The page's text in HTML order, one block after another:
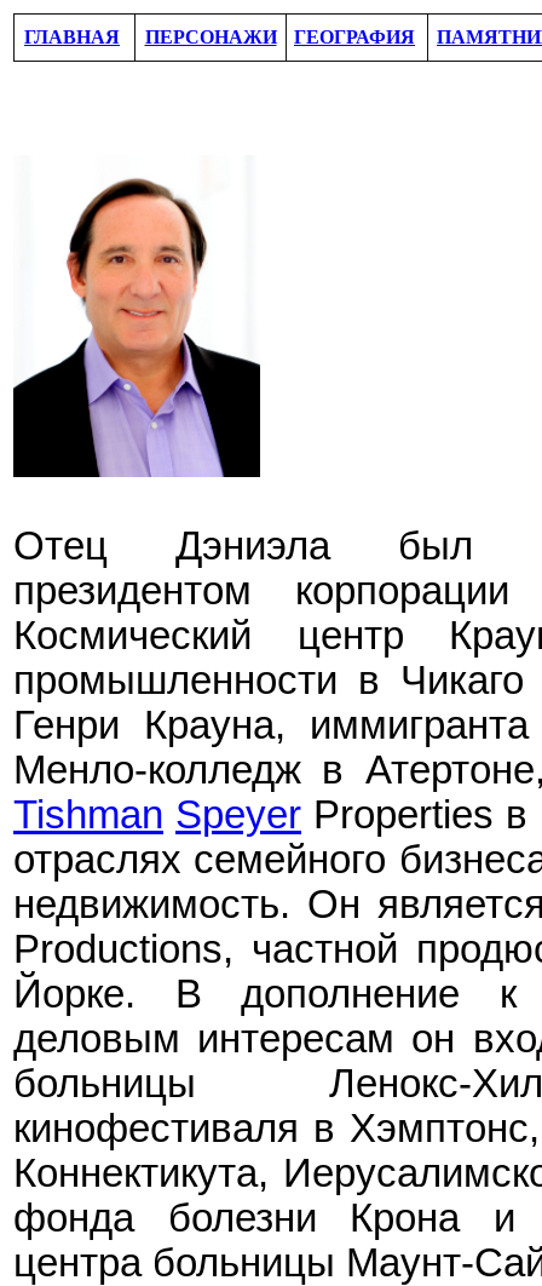
ГЛАВНАЯ ПЕРСОНАЖИ ГЕОГРАФИЯ
Отец Дэниэла был
президентом
Космический центр
промышленности в
Генри Крауна,
Менло-колледж в
Tishman Speyer Properties
отраслях семейного
недвижимость. Он
Productions, частной
Йорке. В дополнение к
деловым интересам он
больницы Ленокс-
кинофестиваля в
Коннектикута,
фонда болезни Крона и
центра больницы Маунт-